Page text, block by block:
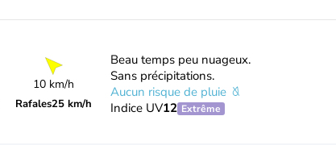
10 km/h
Rafales25 km/h
Beau temps peu nuageux.
Sans précipitations.
Aucun risque de pluie
Indice UV12 Extrême